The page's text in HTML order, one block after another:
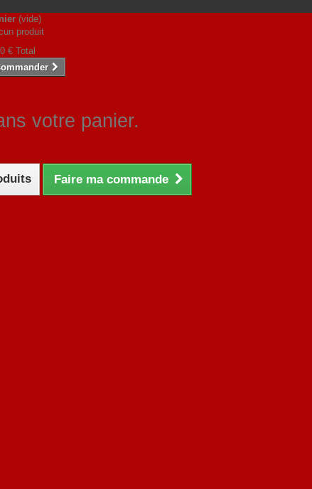
(vide)
produit
€ Total
votre panier.
Faire ma commande